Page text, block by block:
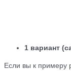
1 вариант
Если вы к примеру